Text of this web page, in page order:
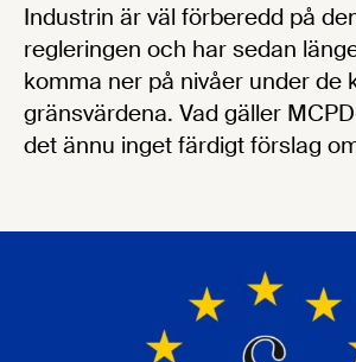
Industrin är väl förberedd på
regleringen och har sedan
komma ner på nivåer under de
gränsvärdena. Vad gäller
det ännu inget färdigt förslag